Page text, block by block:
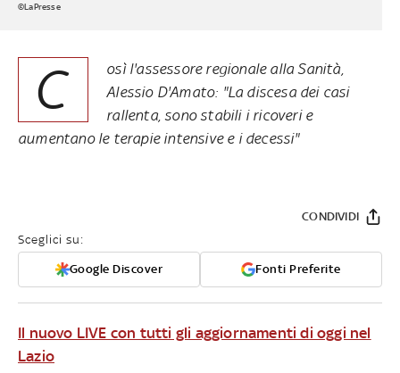
©LaPresse
C
osì l'assessore regionale alla Sanità,
Alessio D'Amato: "La discesa dei casi
rallenta, sono stabili i ricoveri e
aumentano le terapie intensive e i decessi"
Sceglici su:
Google Discover Fonti Preferite
CONDIVIDI
Il nuovo LIVE con tutti gli aggiornamenti di oggi nel
Lazio